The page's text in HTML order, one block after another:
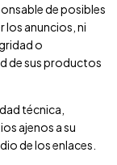
de posibles
los anuncios, ni
o
de sus productos
técnica,
ajenos a su
de los enlaces.